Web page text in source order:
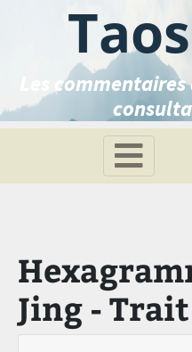
Les
Jing -